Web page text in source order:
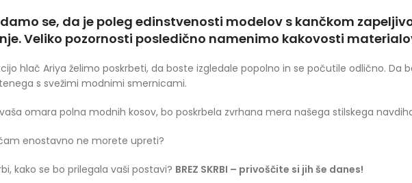
se, da je poleg edinstvenosti modelov s kančkom
Veliko pozornosti posledično namenimo kakovosti
hlač Ariya želimo poskrbeti, da boste izgledale popolno in se počutile odlično.
s svežimi modnimi smernicami.
omara polna modnih kosov, bo poskrbela zvrhana mera našega stilskega
enostavno ne morete upreti?
kako se bo prilegala vaši postavi? BREZ SKRBI – privoščite si jih še danes!